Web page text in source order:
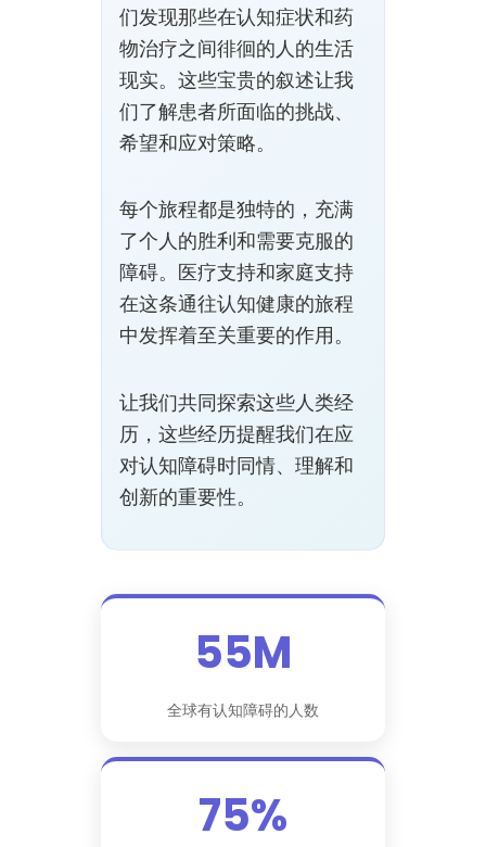
们发现那些在认知症状和药
物治疗之间徘徊的人的生活
现实。这些宝贵的叙述让我
们了解患者所面临的挑战、
希望和应对策略。
每个旅程都是独特的，充满
了个人的胜利和需要克服的
障碍。医疗支持和家庭支持
在这条通往认知健康的旅程
中发挥着至关重要的作用。
让我们共同探索这些人类经
历，这些经历提醒我们在应
对认知障碍时同情、理解和
创新的重要性。
55M
全球有认知障碍的人数
75%